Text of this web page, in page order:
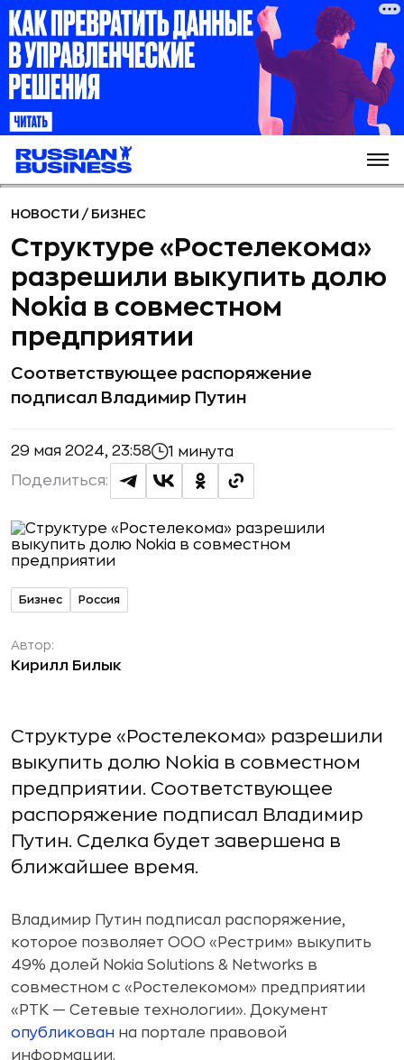
НОВОСТИ / БИЗНЕС
Структуре «Ростелекома»
разрешили выкупить долю
Nokia в совместном
предприятии
Соответствующее распоряжение
подписал Владимир Путин
29 мая 2024, 23:58 1 минута
Поделиться:
Бизнес Россия
Автор:
Кирилл Билык
Структуре «Ростелекома» разрешили
выкупить долю Nokia в совместном
предприятии. Соответствующее
распоряжение подписал Владимир
Путин. Сделка будет завершена в
ближайшее время.
Владимир Путин подписал распоряжение,
которое позволяет ООО «Рестрим» выкупить
49% долей Nokia Solutions & Networks в
совместном с «Ростелекомом» предприятии
«РТК — Сетевые технологии». Документ
опубликован на портале правовой
информации.